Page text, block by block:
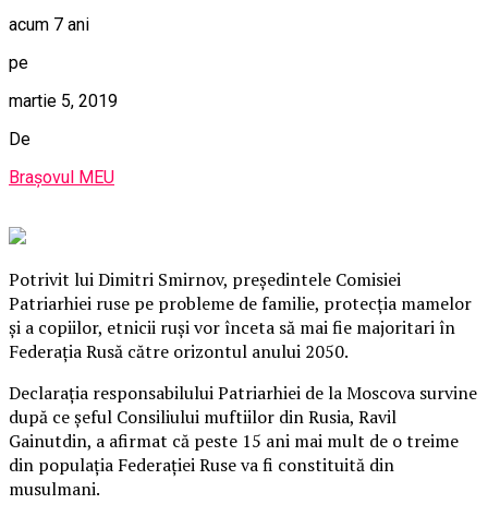
acum 7 ani
pe
martie 5, 2019
De
Brașovul MEU
Potrivit lui Dimitri Smirnov, preşedintele Comisiei
Patriarhiei ruse pe probleme de familie, protecţia mamelor
şi a copiilor, etnicii ruşi vor înceta să mai fie majoritari în
Federaţia Rusă către orizontul anului 2050.
Declaraţia responsabilului Patriarhiei de la Moscova survine
după ce şeful Consiliului muftiilor din Rusia, Ravil
Gainutdin, a afirmat că peste 15 ani mai mult de o treime
din populaţia Federaţiei Ruse va fi constituită din
musulmani.